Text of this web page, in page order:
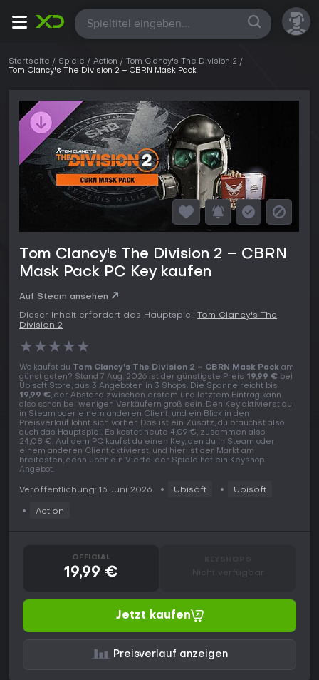
Alle
Startseite Spiele Action
Tom Clancy's The Division 2
Tom Clancy's The Division 2 – CBRN Mask Pack
Tom Clancy's The Division 2 – CBRN
Mask Pack PC Key kaufen
Auf Steam ansehen
Dieser Inhalt erfordert das Hauptspiel: Tom Clancy's The
Division 2
★★★★★
Wo kaufst du Tom Clancy's The Division 2 – CBRN Mask Pack am
günstigsten? Stand 7 Aug. 2026 ist der günstigste Preis 19,99 € bei
Ubisoft Store, aus 3 Angeboten in 3 Shops. Die Spanne reicht bis
19,99 €, der Abstand zwischen erstem und letztem Eintrag kann
also schon bei wenigen Verkäufern groß sein. Den Key aktivierst du
in Steam oder einem anderen Client, und ein Blick in den
Preisverlauf lohnt sich vorher. Das ist ein Zusatz, du brauchst also
auch das Hauptspiel. Es kostet heute 4,09 €, zusammen also
24,08 €. Auf dem PC kaufst du einen Key, den du in Steam oder
einem anderen Client aktivierst, und hier ist der Markt am
breitesten, denn über ein Viertel der Spiele hat ein Keyshop-
Angebot.
Veröffentlichung: 16 Juni 2026 Ubisoft Ubisoft
Action
OFFICIAL
19,99 € Nicht verfügbar
Jetzt kaufen
Preisverlauf anzeigen